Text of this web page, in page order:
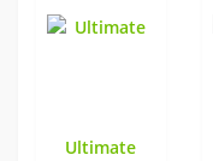
Ultimate